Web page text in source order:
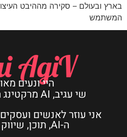
בארץ ובעולם – סקירה מההיבט
המשתמש
AgiV
היי ונעים
שי עגיב, AI מרקטינג רוקסטאר
אני עוזר לאנשים
ה-AI, תוכן, שיווק ופרסום.